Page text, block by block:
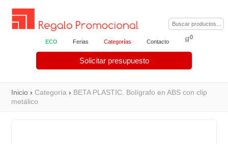
ECO Ferias Categorías Contacto
Solicitar presupuesto
🛒0
Inicio ›Categoría › BETA PLASTIC. Bolígrafo en ABS con clip
metálico